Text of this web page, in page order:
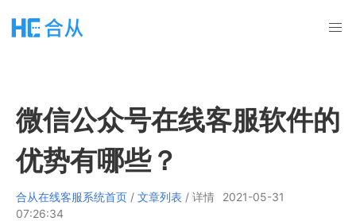
微信公众号在线客服软件的
优势有哪些？
合从在线客服系统首页 / 文章列表 / 详情
2021-05-31
07:26:34